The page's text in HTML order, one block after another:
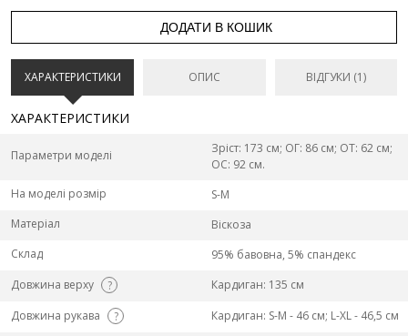
ДОДАТИ В КОШИК
ХАРАКТЕРИСТИКИ ОПИС ВІДГУКИ (1)
ХАРАКТЕРИСТИКИ
Параметри моделі
Зріст: 173 см; ОГ: 86 см; ОТ: 62 см;
ОС: 92 см.
На моделі розмір
S-M
Матеріал
Віскоза
Склад
95% бавовна, 5% спандекс
Довжина верху
?
Кардиган: 135 см
Довжина рукава
?
Кардиган: S-M - 46 см; L-ХL - 46,5 см